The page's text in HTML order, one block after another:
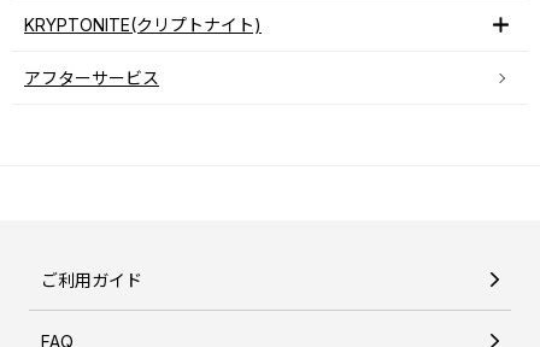
KRYPTONITE(クリプトナイト)
アフターサービス
ご利用ガイド
FAQ